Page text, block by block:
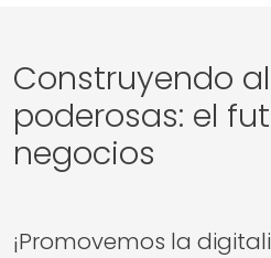
Construyendo
poderosas: el
negocios
¡Promovemos la